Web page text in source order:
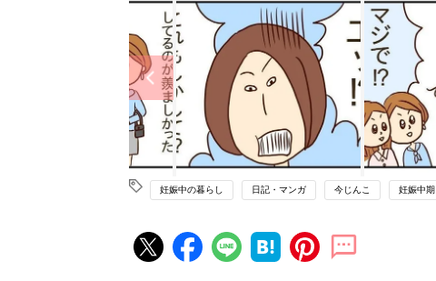
妊娠中の暮らし 日記・マンガ 今じんこ 妊娠中期